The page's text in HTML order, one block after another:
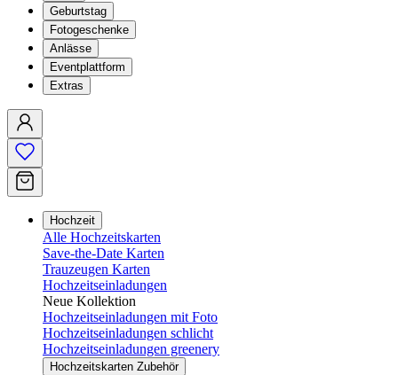
Geburtstag
Fotogeschenke
Anlässe
Eventplattform
Extras
Hochzeit
Alle Hochzeitskarten
Save-the-Date Karten
Trauzeugen Karten
Hochzeitseinladungen
Neue Kollektion
Hochzeitseinladungen mit Foto
Hochzeitseinladungen schlicht
Hochzeitseinladungen greenery
Hochzeitskarten Zubehör